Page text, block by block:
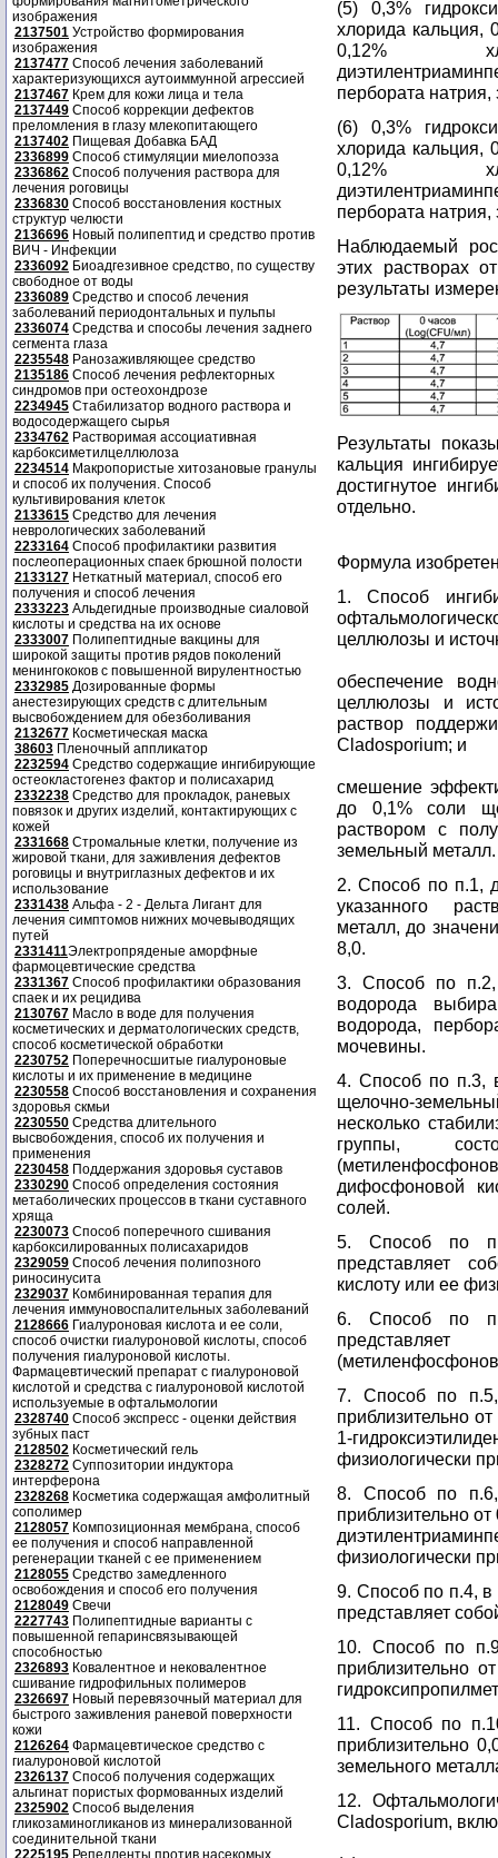
изображения
2137501 Устройство формирования
изображения
2137477 Способ лечения заболеваний
характеризующихся аутоиммунной агрессией
2137467 Крем для кожи лица и тела
2137449 Способ коррекции дефектов
преломления в глазу млекопитающего
2137402 Пищевая Добавка БАД
2336899 Способ стимуляции миелопоэза
2336862 Способ получения раствора для
лечения роговицы
2336830 Способ восстановления костных
структур челюсти
2136696 Новый полипептид и средство против
ВИЧ - Инфекции
2336092 Биоадгезивное средство, по существу
свободное от воды
2336089 Средство и способ лечения
заболеваний периодонтальных и пульпы
2336074 Средства и способы лечения заднего
сегмента глаза
2235548 Ранозаживляющее средство
2135186 Способ лечения рефлекторных
синдромов при остеохондрозе
2234945 Стабилизатор водного раствора и
водосодержащего сырья
2334762 Растворимая ассоциативная
карбоксиметилцеллюлоза
2234514 Макропористые хитозановые гранулы
и способ их получения. Способ
культивирования клеток
2133615 Средство для лечения
неврологических заболеваний
2233164 Способ профилактики развития
послеоперационных спаек брюшной полости
2133127 Неткатный материал, способ его
получения и способ лечения
2333223 Альдегидные производные сиаловой
кислоты и средства на их основе
2333007 Полипептидные вакцины для
широкой защиты против рядов поколений
менингококов с повышенной вирулентностью
2332985 Дозированные формы
анестезирующих средств с длительным
высвобождением для обезболивания
2132677 Косметическая маска
38603 Пленочный аппликатор
2232594 Средство содержащие ингибирующие
остеокластогенез фактор и полисахарид
2332238 Средство для прокладок, раневых
повязок и других изделий, контактирующих с
кожей
2331668 Стромальные клетки, получение из
жировой ткани, для заживления дефектов
роговицы и внутриглазных дефектов и их
использование
2331438 Альфа - 2 - Дельта Лигант для
лечения симптомов нижних мочевыводящих
путей
2331411Электропряденые аморфные
фармоцевтические средства
2331367 Способ профилактики образования
спаек и их рецидива
2130767 Масло в воде для получения
косметических и дерматологических средств,
способ косметической обработки
2230752 Поперечносшитые гиалуроновые
кислоты и их применение в медицине
2230558 Способ восстановления и сохранения
здоровья скмьи
2230550 Средства длительного
высвобождения, способ их получения и
применения
2230458 Поддержания здоровья суставов
2330290 Способ определения состояния
метаболических процессов в ткани суставного
хряща
2230073 Способ поперечного сшивания
карбоксилированных полисахаридов
2329059 Способ лечения полипозного
риносинусита
2329037 Комбинированная терапия для
лечения иммуновоспалительных заболеваний
2128666 Гиалуроновая кислота и ее соли,
способ очистки гиалуроновой кислоты, способ
получения гиалуроновой кислоты.
Фармацевтический препарат с гиалуроновой
кислотой и средства с гиалуроновой кислотой
используемые в офтальмологии
2328740 Способ экспресс - оценки действия
зубных паст
2128502 Косметический гель
2328272 Суппозитории индуктора
интерферона
2328268 Косметика содержащая амфолитный
сополимер
2128057 Композиционная мембрана, способ
ее получения и способ направленной
регенерации тканей с ее применением
2128055 Средство замедленного
освобождения и способ его получения
2128049 Свечи
2227743 Полипептидные варианты с
повышенной гепаринсвязывающей
способностью
2326893 Ковалентное и нековалентное
сшивание гидрофильных полимеров
2326697 Новый перевязочный материал для
быстрого заживления раневой поверхности
кожи
2126264 Фармацевтическое средство с
гиалуроновой кислотой
2326137 Способ получения содержащих
альгинат пористых формованных изделий
2325902 Способ выделения
гликозаминогликанов из минерализованной
соединительной ткани
2225195 Репелленты против насекомых
(5) 0,3%
хлорида кальция,
0,12%
пербората
(6) 0,3%
хлорида кальция,
0,12%
пербората
Наблюдаемый
этих растворах
результаты
Результаты
кальция
достигнутое
отдельно.
Формула
1. Способ
целлюлозы и
обеспечение
целлюлозы и
раствор
Cladosporium; и
смешение
до 0,1% соли
раствором с
земельный металл.
2. Способ по п.1,
указанного
металл, до
8,0.
3. Способ по п.2,
водорода
водорода,
мочевины.
4. Способ по п.3,
щелочно-
несколько
группы,
дифосфоновой
солей.
5. Способ по
представляет
кислоту или ее
6. Способ по
7. Способ по п.5,
приблизительно
1-
физиологически
8. Способ по п.6,
приблизительно
физиологически
9. Способ по п.4, в
представляет
10. Способ по
приблизительно
11. Способ по
приблизительно
земельного
12.
Cladosporium,